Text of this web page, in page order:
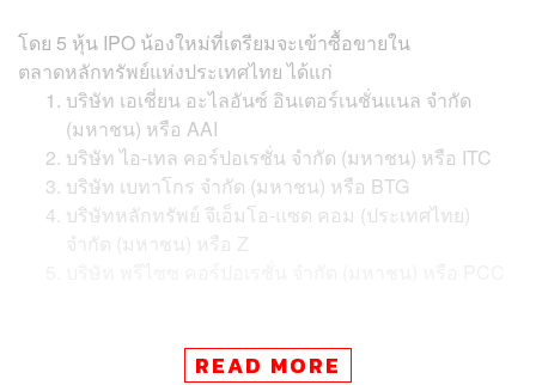
โดย 5 หุ้น IPO น้องใหม่ที่เตรียมจะเข้าซื้อขายใน
ตลาดหลักทรัพย์แห่งประเทศไทย ได้แก่
บริษัท เอเชี่ยน อะไลอันซ์ อินเตอร์เนชั่นแนล จำกัด
(มหาชน) หรือ AAI
บริษัท ไอ-เทล คอร์ปอเรชั่น จำกัด (มหาชน) หรือ ITC
บริษัท เบทาโกร จำกัด (มหาชน) หรือ BTG
บริษัทหลักทรัพย์ จีเอ็มโอ-แซด คอม (ประเทศไทย)
จำกัด (มหาชน) หรือ Z
mai ในช่วงที่เหลือของปีนี้ มีจำนวนทั้งสิ้น 2 บริษัท ได้แก่
READ MORE